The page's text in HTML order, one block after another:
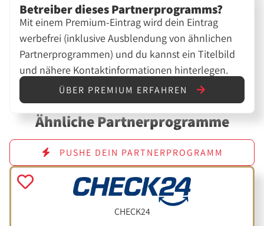
Betreiber dieses Partnerprogramms?
Mit einem Premium-Eintrag wird dein Eintrag
werbefrei (inklusive Ausblendung von ähnlichen
Partnerprogrammen) und du kannst ein Titelbild
und nähere Kontaktinformationen hinterlegen.
ÜBER PREMIUM ERFAHREN
Ähnliche Partnerprogramme
PUSHE DEIN PARTNERPROGRAMM
CHECK24